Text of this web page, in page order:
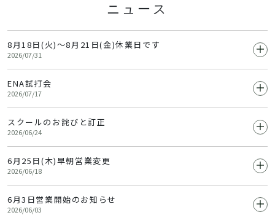
ニュース
8月18日(火)～8月21日(金)休業日です
2026/07/31
誠に勝手ながら、工事の為下記の期間を
終日営業休業とさせて頂きます。
休業日:8月18日(火)～8月21日(金)
ENA試打会
2026/07/17
8月4日(火) 10:00 ～ 16:00
2階打席にて
皆様のお越しをお待ちしております。
スクールのお詫びと訂正
2026/06/24
先日よりフロントにて新しいスクールの紹介を行って参りましたが
その中で一部間違いがございました。
6月25日(木)早朝営業変更
2026/06/18
誠に勝手ながら6月25(木)工事の為
6月3日営業開始のお知らせ
2026/06/03